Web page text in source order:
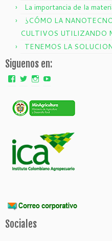
La importancia de la
¿CÓMO LA
CULTIVOS UTILIZANDO
TENEMOS LA
Siguenos en:
Ver
QUIMI
GREEN
Ver
QUIMIGREEN
en
Ver
QUIMIGREEN
en
www.youtube.com
en
Sociales